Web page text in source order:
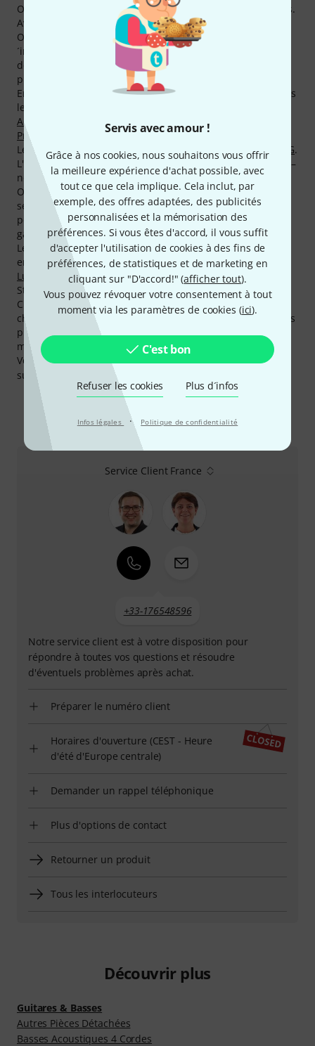
Servis avec amour !
Grâce à nos cookies, nous souhaitons vous offrir
la meilleure expérience d'achat possible, avec
tout ce que cela implique. Cela inclut, par
exemple, des offres adaptées, des publicités
personnalisées et la mémorisation des
préférences. Si vous êtes d'accord, il vous suffit
d'accepter l'utilisation de cookies à des fins de
préférences, de statistiques et de marketing en
cliquant sur "D'accord!" (afficher tout).
Vous pouvez révoquer votre consentement à tout
moment via les paramètres de cookies (ici).
C'est bon
Refuser les cookies Plus d´infos
Infos légales · Politique de confidentialité
Ovation sont présents dans notre catalogue depuis 32 ans.
Avec un total de 2348 médias, test et avis sur les produits
Ovation vous pouvez vous procurer un grand nombre d
´informations sur notre site telles que 1120 images, 308
démos sonores, 914 avis utilisateurs et 6 tests dans la
presse (en plusieurs langues).
En ce moment vous trouverez les best-sellers Ovation dans
les catégories de produits
Acoustiques 12 Cordes
,Autres Guitares Classiques
Préamplis pour Instruments Acoustiques
Le best-seller actuel est
Ovation Celebrity Elite CE44C-4A-G.
L'articleOvation Celebrity Elite PlusCE48P-RG-Gest un Hit –
nous l´avons déjà vendu plus de 1.000 fois !
Ovation offre à ses clients une garantie de 2 ans sur tous
ses produits. Nous rallongeons cette garantie de un an
pour nos clients et proposons un total de 3 ans de
garantie.
Les musiciens célèbres qui font confiance à Ovation sont
entre autres,Melissa Etheridge, Neil Diamond,Steve
Lukather
, Al Di Meola, Mike Krüger, Raymond Voß, Cat
Stevens,John Lennon,Jimmy Pageet Shania Twain.
Chez Thomann vous achetez les produits Ovation moins
chers que partout ailleurs. Nous avons baissés les prix des
produits de ce fabricant de 10 au cours des trois derniers
mois.
Vous pouvez trouver plus d'informations sur le fabricant
sur
http://www.ovationguitars.com
Comment nous contacter
Service Client France
+33-176548596
Notre service client est à votre disposition pour
répondre à toutes vos questions et résoudre
d'éventuels problèmes après achat.
Préparer le numéro client
Horaires d'ouverture (CEST - Heure
d'été d'Europe centrale)
Demander un rappel téléphonique
Plus d'options de contact
Retourner un produit
Tous les interlocuteurs
Découvrir plus
Guitares & Basses
Autres Pièces Détachées
Basses Acoustiques 4 Cordes